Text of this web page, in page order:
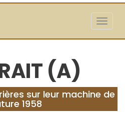
(A)
sur leur machine de
1958